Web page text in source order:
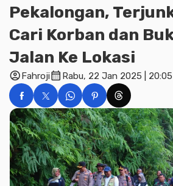
Pekalongan,
Cari Korban dan
Jalan Ke Lokasi
account_circleFahrojicalendar_month Rabu, 22 Jan 2025 | 20:05